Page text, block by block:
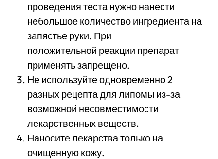
проведения теста нужно нанести
небольшое количество ингредиента на
запястье руки. При
положительной реакции препарат
применять запрещено.
Не используйте одновременно 2
разных рецепта для липомы из-за
возможной несовместимости
лекарственных веществ.
Наносите лекарства только на
очищенную кожу.